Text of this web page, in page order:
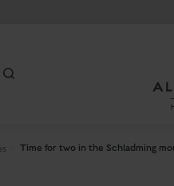
Time for two in the Schladming